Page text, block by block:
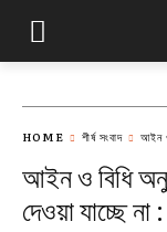
HOME শীর্ষ সংবাদ আইন
আইন ও বিধি
দেওয়া যাচ্ছে